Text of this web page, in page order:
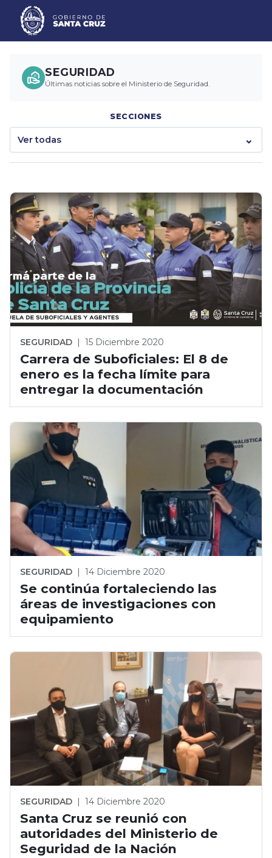
SEGURIDAD
Últimas noticias sobre el Ministerio de Seguridad.
SECCIONES
Ver todas
SEGURIDAD | 15 Diciembre 2020
Carrera de Suboficiales: El 8 de
enero es la fecha límite para
entregar la documentación
SEGURIDAD | 14 Diciembre 2020
Se continúa fortaleciendo las
áreas de investigaciones con
equipamiento
SEGURIDAD | 14 Diciembre 2020
Santa Cruz se reunió con
autoridades del Ministerio de
Seguridad de la Nación